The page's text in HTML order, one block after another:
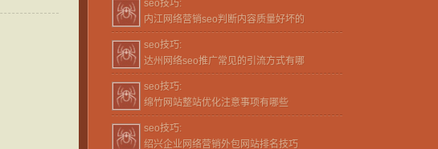
seo技巧:
内江网络营销seo判断内容质量好坏的
seo技巧:
达州网络seo推广常见的引流方式有哪
seo技巧:
绵竹网站整站优化注意事项有哪些
seo技巧: